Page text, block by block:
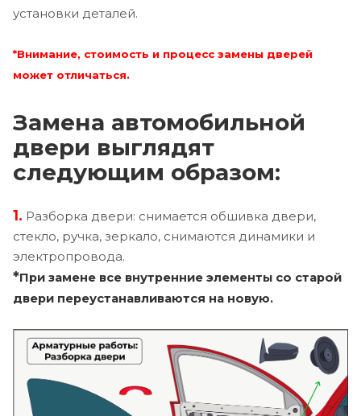
установки деталей.
*Внимание, стоимость и процесс замены дверей
может отличаться.
Замена автомобильной
двери выглядят
следующим образом:
1. Разборка двери: снимается обшивка двери,
стекло, ручка, зеркало, снимаются динамики и
электропровода.
*При замене все внутренние элементы со старой
двери переустанавливаются на новую.